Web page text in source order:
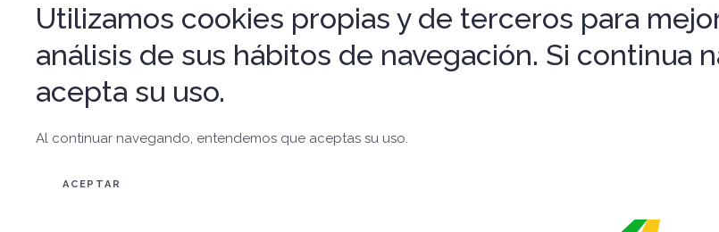
Utilizamos cookies propias y de terceros para
análisis de sus hábitos de navegación. Si continua
acepta su uso.
Al continuar navegando, entendemos que aceptas su uso.
ACEPTAR